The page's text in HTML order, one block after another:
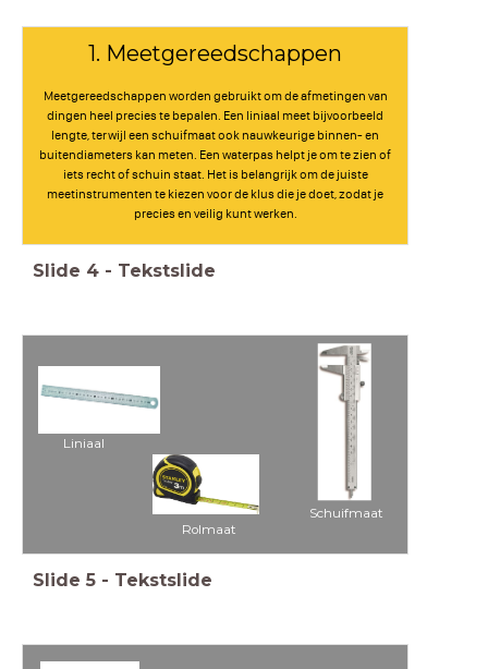
1. Meetgereedschappen
Meetgereedschappen worden gebruikt om de afmetingen van
dingen heel precies te bepalen. Een liniaal meet bijvoorbeeld
lengte, terwijl een schuifmaat ook nauwkeurige binnen- en
buitendiameters kan meten. Een waterpas helpt je om te zien of
iets recht of schuin staat. Het is belangrijk om de juiste
meetinstrumenten te kiezen voor de klus die je doet, zodat je
precies en veilig kunt werken.
Slide 4 - Tekstslide
Liniaal
Schuifmaat
Rolmaat
Slide 5 - Tekstslide